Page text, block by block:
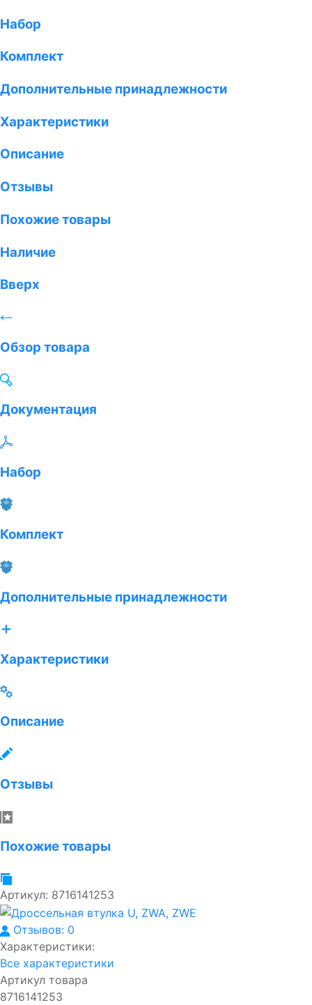
Набор
Комплект
Дополнительные принадлежности
Характеристики
Описание
Отзывы
Похожие товары
Наличие
Вверх
Обзор товара
Документация
Набор
Комплект
Дополнительные принадлежности
Характеристики
Описание
Отзывы
Похожие товары
Артикул: 8716141253
Отзывов: 0
Характеристики:
Все характеристики
Артикул товара
8716141253